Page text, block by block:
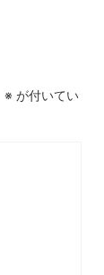
※ が付いてい